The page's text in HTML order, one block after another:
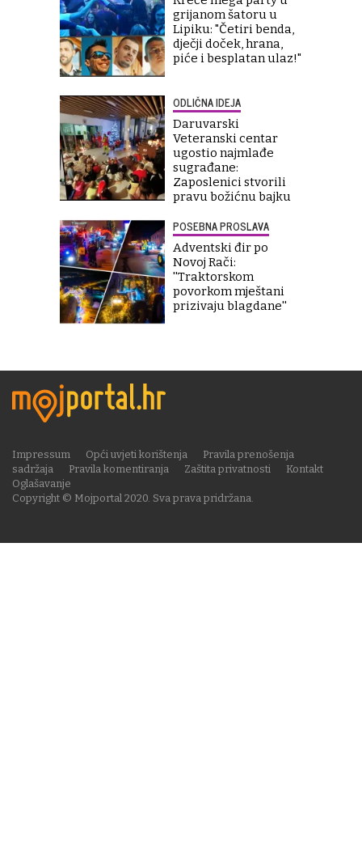
grijanom šatoru u
Lipiku: "Četiri benda,
dječji doček, hrana,
piće i besplatan ulaz!"
ODLIČNA IDEJA
Daruvarski
Veteranski centar
ugostio najmlađe
sugrađane:
Zaposlenici stvorili
pravu božićnu bajku
POSEBNA PROSLAVA
Adventski đir po
Novoj Rači:
''Traktorskom
povorkom mještani
prizivaju blagdane''
Copyright © Mojportal 2020. Sva prava pridržana.
Impressum Opći uvjeti korištenja
Pravila prenošenja
sadržaja
Pravila komentiranja Zaštita privatnosti
Kontakt
Oglašavanje